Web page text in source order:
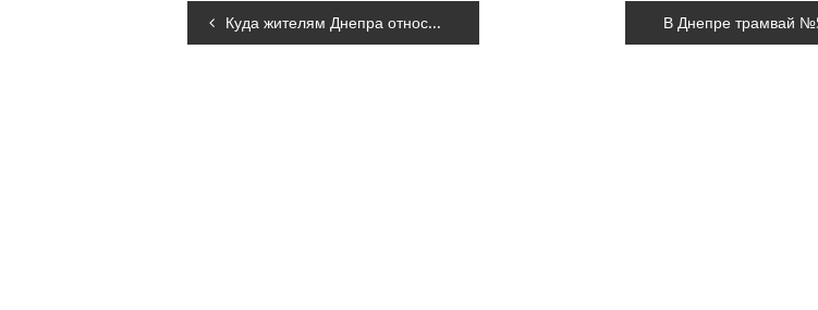
Навігація
Куда жителям Днепра относить елки: официальные места массового сбора, – АДРЕСА